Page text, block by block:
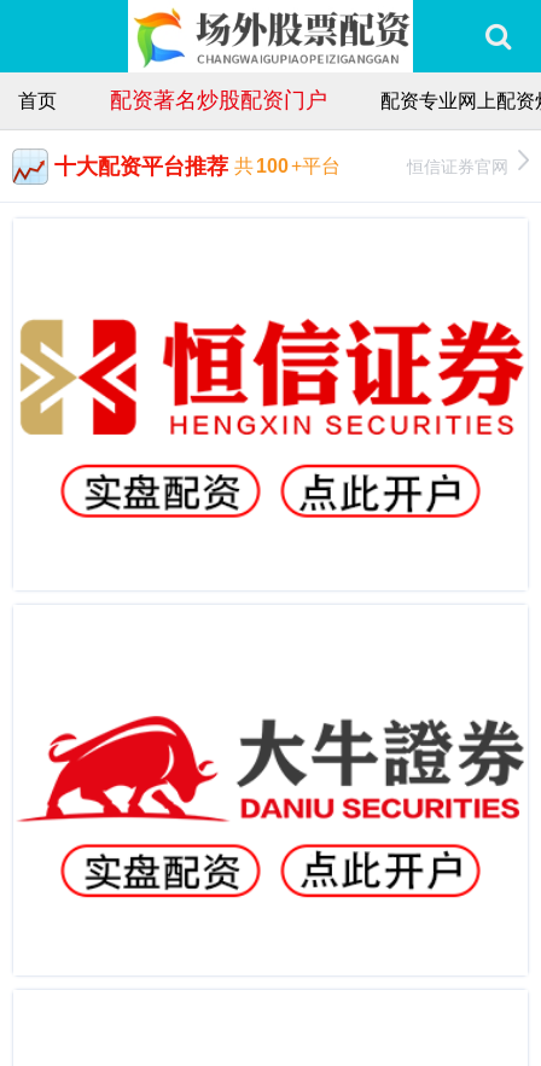
首页 配资著名炒股配资门户 配资专业网上配资
十大配资平台推荐 共100+平台 恒信证券官网